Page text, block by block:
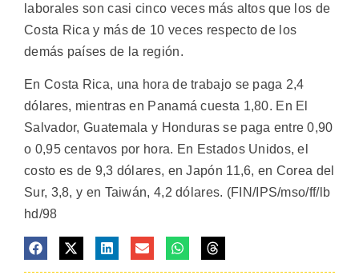
laborales son casi cinco veces más altos que los de
Costa Rica y más de 10 veces respecto de los
demás países de la región.
En Costa Rica, una hora de trabajo se paga 2,4
dólares, mientras en Panamá cuesta 1,80. En El
Salvador, Guatemala y Honduras se paga entre 0,90
o 0,95 centavos por hora. En Estados Unidos, el
costo es de 9,3 dólares, en Japón 11,6, en Corea del
Sur, 3,8, y en Taiwán, 4,2 dólares. (FIN/IPS/mso/ff/lb
hd/98